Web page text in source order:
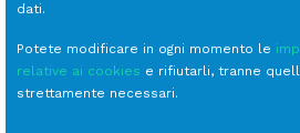
dati.
Potete modificare in ogni momento le
relative ai cookies e rifiutarli, tranne
strettamente necessari.